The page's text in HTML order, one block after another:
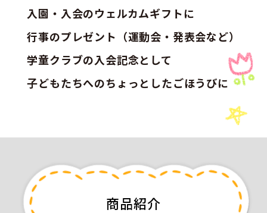
入園・入会のウェルカムギフトに
行事のプレゼント（運動会・発表会など）
学童クラブの入会記念として
子どもたちへのちょっとしたごほうびに
商品紹介